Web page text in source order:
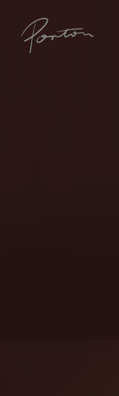
Porton